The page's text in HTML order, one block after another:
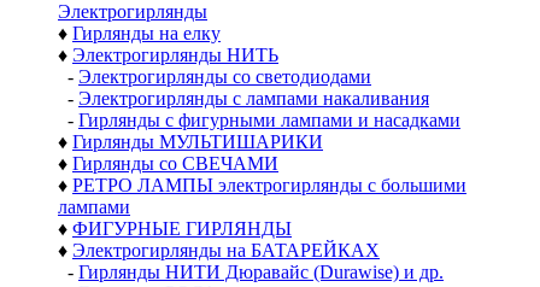
Электро­гирлянды
♦ Гирлянды на елку
♦ Электрогирлянды НИТЬ
- Электрогирлянды со светодиодами
- Электрогирлянды с лампами накаливания
- Гирлянды с фигурными лампами и насадками
♦ Гирлянды МУЛЬТИШАРИКИ
♦ Гирлянды со СВЕЧАМИ
♦ РЕТРО ЛАМПЫ электрогирлянды с большими
лампами
♦ ФИГУРНЫЕ ГИРЛЯНДЫ
♦ Электрогирлянды на БАТАРЕЙКАХ
- Гирлянды НИТИ Дюравайс (Durawise) и др.